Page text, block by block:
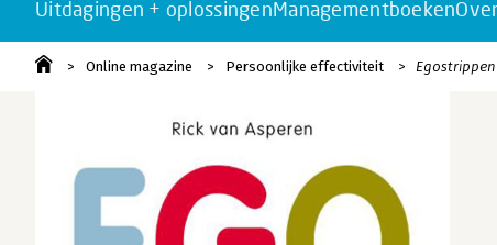
Uitdagingen + oplossingenManagementboeken
Online magazine Persoonlijke effectiviteit